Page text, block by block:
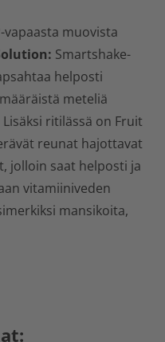
vapaasta muovista
Smartshake-
helposti
meteliä
ritilässä on Fruit
reunat hajottavat
jolloin saat helposti ja
vitamiiniveden
mansikoita,